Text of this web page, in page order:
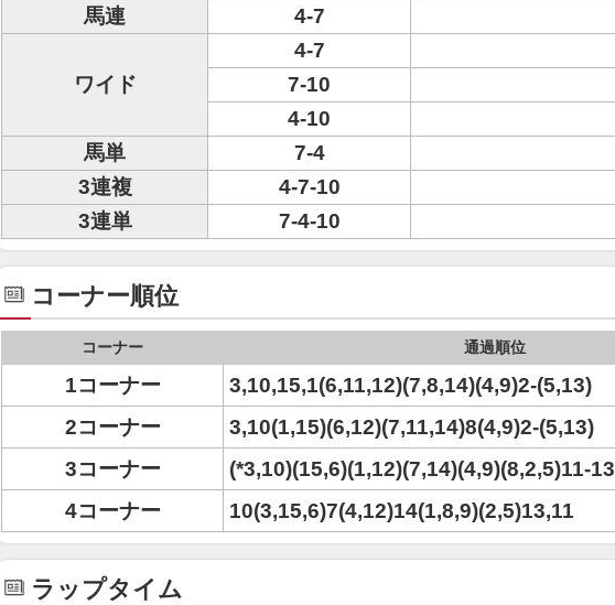
馬連
4-7
ワイド
4-7
7-10
4-10
馬単
7-4
3連複
4-7-10
3連単
7-4-10
コーナー順位
コーナー 通過順位
1コーナー
3,10,15,1(6,11,12)(7,8,14)(4,9)2-(5,13)
2コーナー
3,10(1,15)(6,12)(7,11,14)8(4,9)2-(5,13)
3コーナー
(*3,10)(15,6)(1,12)(7,14)(4,9)(8,2,5)11-13
4コーナー
10(3,15,6)7(4,12)14(1,8,9)(2,5)13,11
ラップタイム